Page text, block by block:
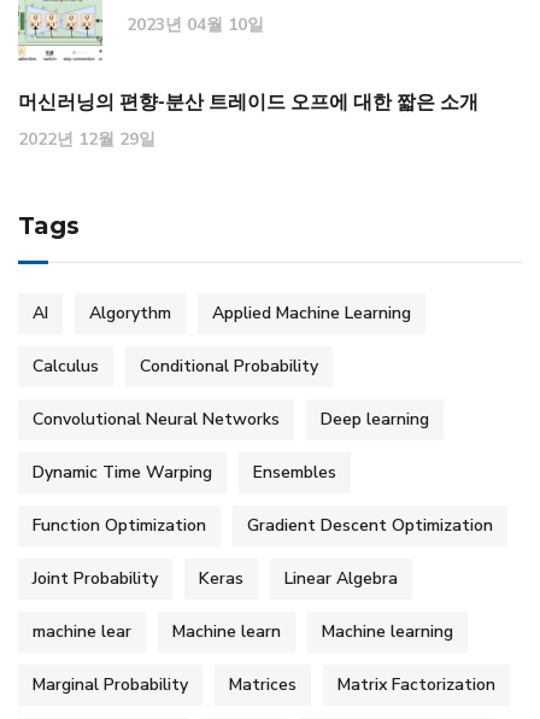
2023년 04월 10일
머신러닝의 편향-분산 트레이드 오프에 대한 짧은 소개
2022년 12월 29일
Tags
AI Algorythm Applied Machine Learning
Calculus Conditional Probability
Convolutional Neural Networks Deep learning
Dynamic Time Warping Ensembles
Function Optimization Gradient Descent Optimization
Joint Probability Keras Linear Algebra
machine lear Machine learn Machine learning
Marginal Probability Matrices Matrix Factorization